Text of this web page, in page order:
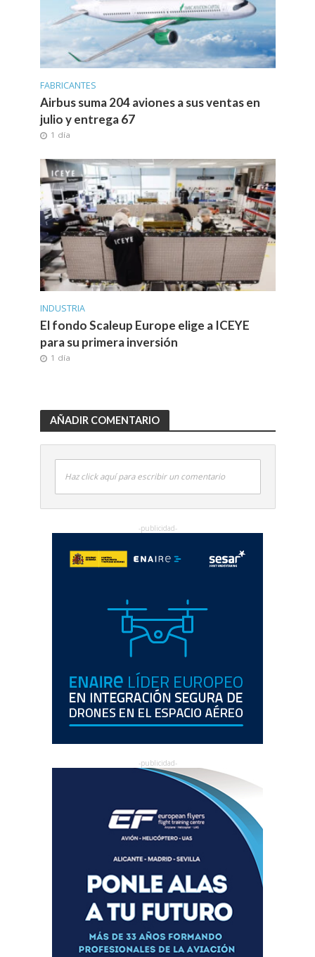
FABRICANTES
Airbus suma 204 aviones a sus ventas en
julio y entrega 67
1 día
INDUSTRIA
El fondo Scaleup Europe elige a ICEYE
para su primera inversión
1 día
AÑADIR COMENTARIO
Haz click aquí para escribir un comentario